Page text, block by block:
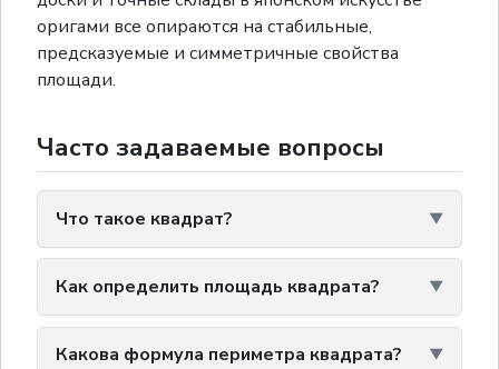
оригами все опираются на стабильные,
предсказуемые и симметричные свойства
площади.
Часто задаваемые вопросы
Что такое квадрат?
Как определить площадь квадрата?
Какова формула периметра квадрата?